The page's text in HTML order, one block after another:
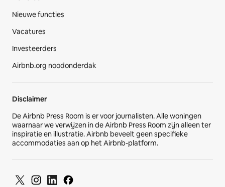
Nieuwe functies
Vacatures
Investeerders
Airbnb.org noodonderdak
Disclaimer
De Airbnb Press Room is er voor journalisten. Alle woningen
waarnaar we verwijzen in de Airbnb Press Room zijn alleen ter
inspiratie en illustratie. Airbnb beveelt geen specifieke
accommodaties aan op het Airbnb-platform.